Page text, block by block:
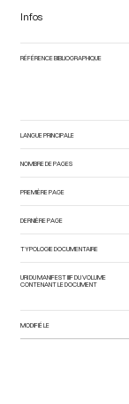
Infos
RÉFÉRENCE BIBLIOGRAPHIQUE
LANGUE PRINCIPALE
NOMBRE DE PAGES
PREMIÈRE PAGE
DERNIÈRE PAGE
TYPOLOGIE DOCUMENTAIRE
URI DU MANIFEST IIIF DU VOLUME
CONTENANT LE DOCUMENT
MODIFIÉ LE